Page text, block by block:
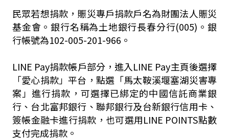
民眾若想捐款，賑災專戶捐款戶名為財團法人賑災
基金會。銀行名稱為土地銀行長春分行(005)。銀
行帳號為102-005-201-966。
LINE Pay捐款帳戶部分，進入LINE Pay主頁後選擇
「愛心捐款」平台，點選「馬太鞍溪堰塞湖災害專
案」進行捐款，可選擇已綁定的中國信託商業銀
行、台北富邦銀行、聯邦銀行及台新銀行信用卡、
簽帳金融卡進行捐款，也可選用LINE POINTS點數
支付完成捐款。